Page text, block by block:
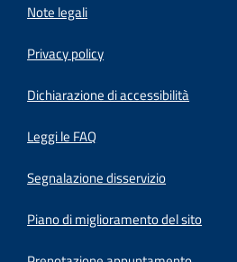
Note legali
Privacy policy
Dichiarazione di accessibilità
Leggi le FAQ
Segnalazione disservizio
Piano di miglioramento del sito